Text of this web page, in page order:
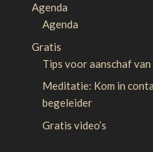
Agenda
Agenda
Gratis
Tips voor aanschaf van
Meditatie: Kom in
begeleider
Gratis video’s